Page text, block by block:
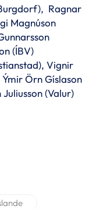
Ragnar
Magnúson
(ÍBV)
Vignir
Örn Gíslason
(Valur)